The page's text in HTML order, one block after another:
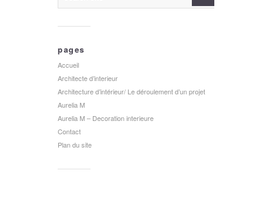
pages
Accueil
Architecte d’interieur
Architecture d’intérieur/ Le déroulement d’un projet
Aurelia M
Aurelia M – Decoration interieure
Contact
Plan du site